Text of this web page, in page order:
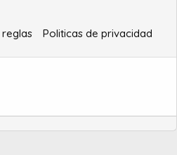
reglas
Politicas de privacidad